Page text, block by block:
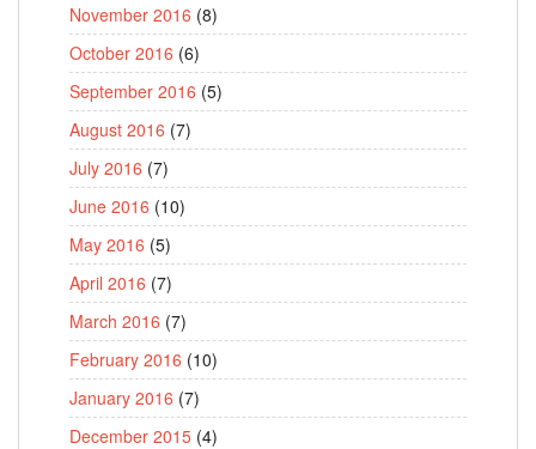
November 2016 (8)
October 2016 (6)
September 2016 (5)
August 2016 (7)
July 2016 (7)
June 2016 (10)
May 2016 (5)
April 2016 (7)
March 2016 (7)
February 2016 (10)
January 2016 (7)
December 2015 (4)